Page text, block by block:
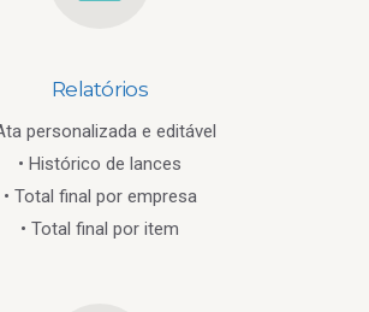
Relatórios
personalizada e editável
• Histórico de lances
• Total final por empresa
• Total final por item